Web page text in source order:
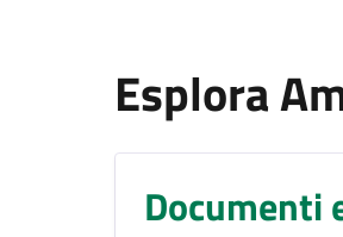
Esplora
Documenti